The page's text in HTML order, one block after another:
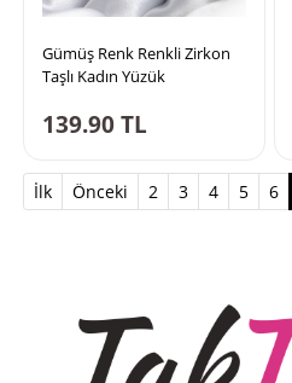
Gümüş Renk Renkli Zirkon
Taşlı Kadın Yüzük
139.90TL
İlk Önceki 2 3 4 5 6